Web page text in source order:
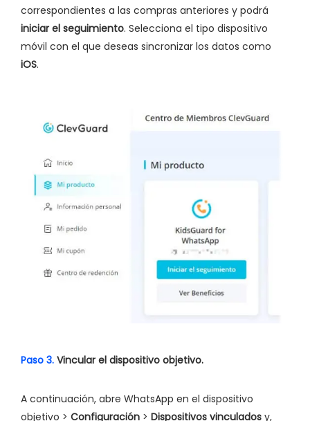
correspondientes a las compras anteriores y podrá
iniciar el seguimiento. Selecciona el tipo dispositivo
móvil con el que deseas sincronizar los datos como
iOS.
Paso 3. Vincular el dispositivo objetivo.
A continuación, abre WhatsApp en el dispositivo
objetivo > Configuración > Dispositivos vinculados y,